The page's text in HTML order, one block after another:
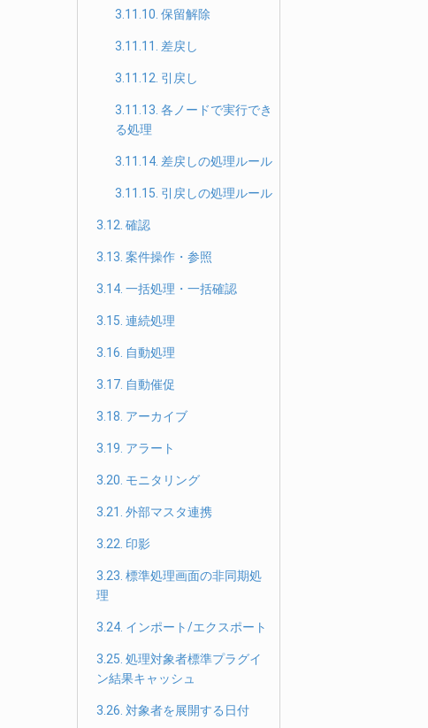
3.11.10. 保留解除
3.11.11. 差戻し
3.11.12. 引戻し
3.11.13. 各ノードで実行でき
る処理
3.11.14. 差戻しの処理ルール
3.11.15. 引戻しの処理ルール
3.12. 確認
3.13. 案件操作・参照
3.14. 一括処理・一括確認
3.15. 連続処理
3.16. 自動処理
3.17. 自動催促
3.18. アーカイブ
3.19. アラート
3.20. モニタリング
3.21. 外部マスタ連携
3.22. 印影
3.23. 標準処理画面の非同期処
理
3.24. インポート/エクスポート
3.25. 処理対象者標準プラグイ
ン結果キャッシュ
3.26. 対象者を展開する日付